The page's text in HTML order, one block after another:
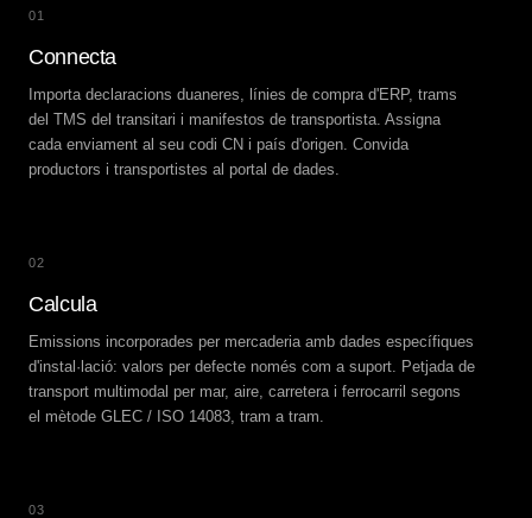
01
Connecta
Importa declaracions duaneres, línies de compra d'ERP, trams
del TMS del transitari i manifestos de transportista. Assigna
cada enviament al seu codi CN i país d'origen. Convida
productors i transportistes al portal de dades.
02
Calcula
Emissions incorporades per mercaderia amb dades específiques
d'instal·lació: valors per defecte només com a suport. Petjada de
transport multimodal per mar, aire, carretera i ferrocarril segons
el mètode GLEC / ISO 14083, tram a tram.
03